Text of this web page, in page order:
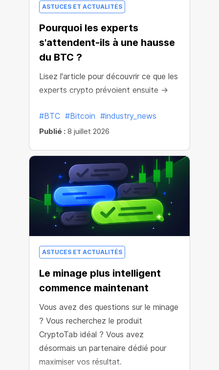
ASTUCES ET ACTUALITÉS
Pourquoi les experts
s'attendent-ils à une hausse
du BTC ?
Lisez l'article pour découvrir ce que les
experts crypto prévoient ensuite →
#BTC #Bitcoin #industry_news
Publié : 8 juillet 2026
ASTUCES ET ACTUALITÉS
Le minage plus intelligent
commence maintenant
Vous avez des questions sur le minage
? Vous recherchez le produit
CryptoTab idéal ? Vous avez
désormais un partenaire dédié pour
maximiser vos résultat.